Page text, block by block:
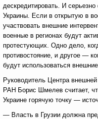
дескредитировать. И
Украины. Если в открытую в
участвовать внешние
военные в регионах будут
протестующих. Одно дело,
противостояние, и другое —
будут использоваться
Руководитель Центра
РАН Борис Шмелев считает,
Украине горячую точку —
— Власть в Грузии должна